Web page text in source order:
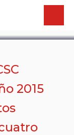
2015